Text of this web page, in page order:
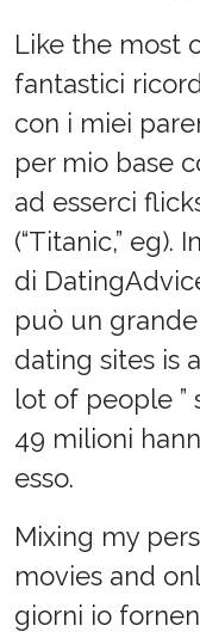
Like the most
fantastici
con i miei
per mio base
ad esserci
(“Titanic,”
di
può un
dating sites is
lot of people ”
49 milioni
esso.
Mixing my
movies and
giorni io